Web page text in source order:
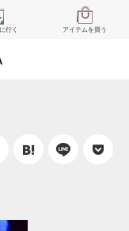
に行く アイテムを買う